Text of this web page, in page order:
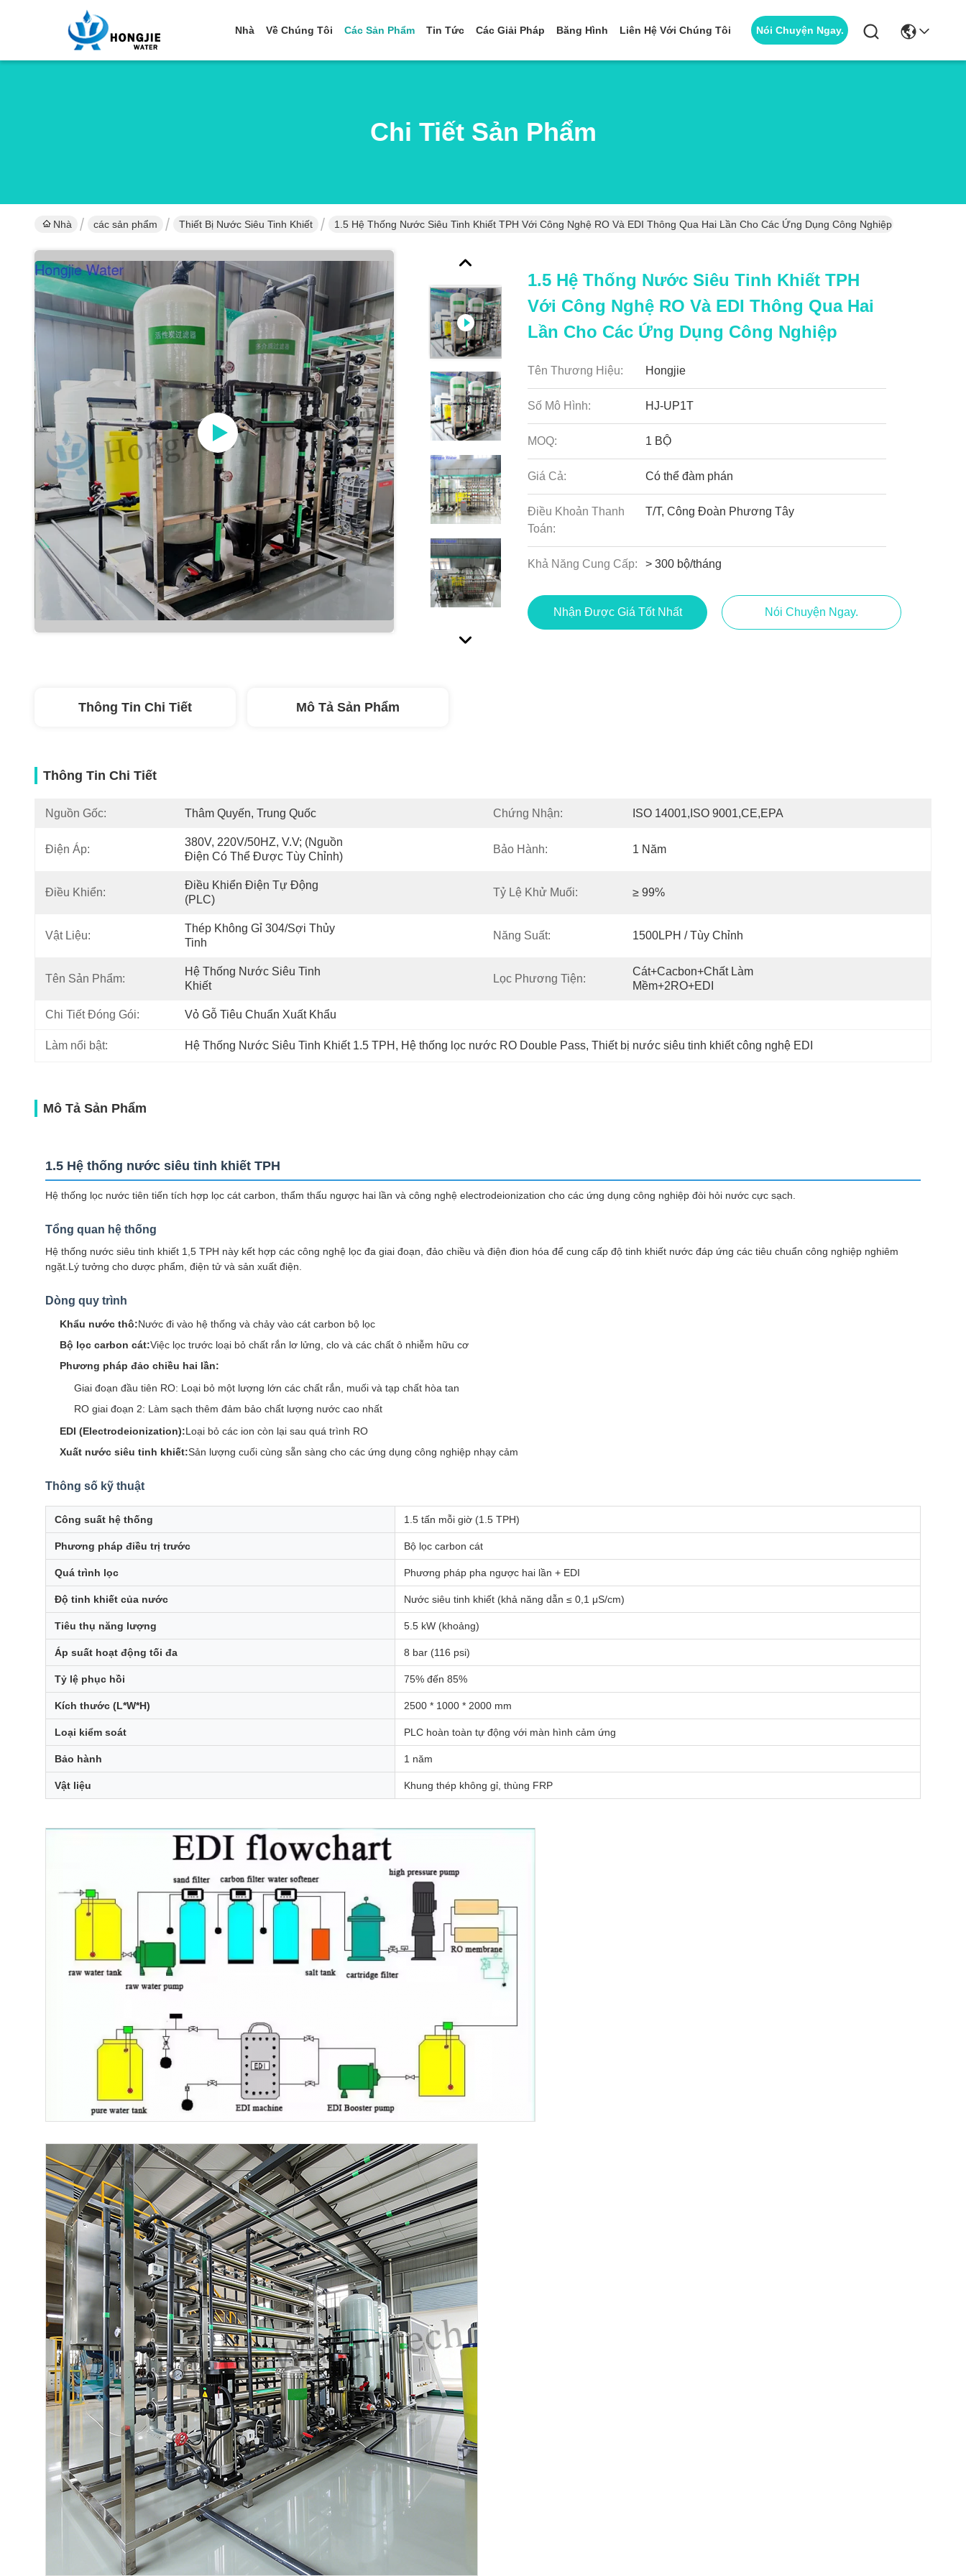
Nhà Về Chúng Tôi Các Sản Phẩm Tin Tức Các Giải Pháp Băng Hình Liên Hệ Với Chúng Tôi Nói Chuyện Ngay.
Chi Tiết Sản Phẩm
Nhà các sản phẩm Thiết Bị Nước Siêu Tinh Khiết 1.5 Hệ Thống Nước Siêu Tinh Khiết TPH Với Công Nghệ RO Và EDI Thông Qua Hai Lần Cho Các Ứng Dụng Công Nghiệp
1.5 Hệ Thống Nước Siêu Tinh Khiết TPH
Với Công Nghệ RO Và EDI Thông Qua Hai
Lần Cho Các Ứng Dụng Công Nghiệp
Tên Thương Hiệu: Hongjie
Số Mô Hình: HJ-UP1T
MOQ: 1 BỘ
Giá Cả: Có thể đàm phán
Điều Khoản Thanh
Toán:
T/T, Công Đoàn Phương Tây
Khả Năng Cung Cấp: > 300 bộ/tháng
Nhận Được Giá Tốt Nhất Nói Chuyện Ngay.
Thông Tin Chi Tiết Mô Tả Sản Phẩm
Thông Tin Chi Tiết
Nguồn Gốc: Thâm Quyến, Trung Quốc Chứng Nhận: ISO 14001,ISO 9001,CE,EPA
Điện Áp:
380V, 220V/50HZ, V.v; (Nguồn
Điện Có Thể Được Tùy Chỉnh)
Bảo Hành: 1 Năm
Điều Khiển:
Điều Khiển Điện Tự Động
(PLC)
Tỷ Lệ Khử Muối: ≥ 99%
Vật Liệu:
Thép Không Gỉ 304/Sợi Thủy
Tinh
Năng Suất: 1500LPH / Tùy Chỉnh
Tên Sản Phẩm:
Hệ Thống Nước Siêu Tinh
Khiết
Lọc Phương Tiện:
Cát+cacbon+chất Làm
Mềm+2RO+EDI
Chi Tiết Đóng Gói: Vỏ Gỗ Tiêu Chuẩn Xuất Khẩu
Làm nổi bật: Hệ Thống Nước Siêu Tinh Khiết 1.5 TPH , Hệ thống lọc nước RO Double Pass, Thiết bị nước siêu tinh khiết công nghệ EDI
Mô Tả Sản Phẩm
1.5 Hệ thống nước siêu tinh khiết TPH
Hệ thống lọc nước tiên tiến tích hợp lọc cát carbon, thẩm thấu ngược hai lần và công nghệ electrodeionization cho các ứng dụng công nghiệp đòi hỏi nước cực sạch.
Tổng quan hệ thống
Hệ thống nước siêu tinh khiết 1,5 TPH này kết hợp các công nghệ lọc đa giai đoạn, đảo chiều và điện đion hóa để cung cấp độ tinh khiết nước đáp ứng các tiêu chuẩn công nghiệp nghiêm
ngặt.Lý tưởng cho dược phẩm, điện tử và sản xuất điện.
Dòng quy trình
Khẩu nước thô:Nước đi vào hệ thống và chảy vào cát carbon bộ lọc
Bộ lọc carbon cát:Việc lọc trước loại bỏ chất rắn lơ lửng, clo và các chất ô nhiễm hữu cơ
Phương pháp đảo chiều hai lần:
Giai đoạn đầu tiên RO: Loại bỏ một lượng lớn các chất rắn, muối và tạp chất hòa tan
RO giai đoạn 2: Làm sạch thêm đảm bảo chất lượng nước cao nhất
EDI (Electrodeionization):Loại bỏ các ion còn lại sau quá trình RO
Xuất nước siêu tinh khiết:Sản lượng cuối cùng sẵn sàng cho các ứng dụng công nghiệp nhạy cảm
Thông số kỹ thuật
Công suất hệ thống 1.5 tấn mỗi giờ (1.5 TPH)
Phương pháp điều trị trước Bộ lọc carbon cát
Quá trình lọc Phương pháp pha ngược hai lần + EDI
Độ tinh khiết của nước Nước siêu tinh khiết (khả năng dẫn ≤ 0,1 μS/cm)
Tiêu thụ năng lượng 5.5 kW (khoảng)
Áp suất hoạt động tối đa 8 bar (116 psi)
Tỷ lệ phục hồi 75% đến 85%
Kích thước (L*W*H) 2500 * 1000 * 2000 mm
Loại kiểm soát PLC hoàn toàn tự động với màn hình cảm ứng
Bảo hành 1 năm
Vật liệu Khung thép không gỉ, thùng FRP